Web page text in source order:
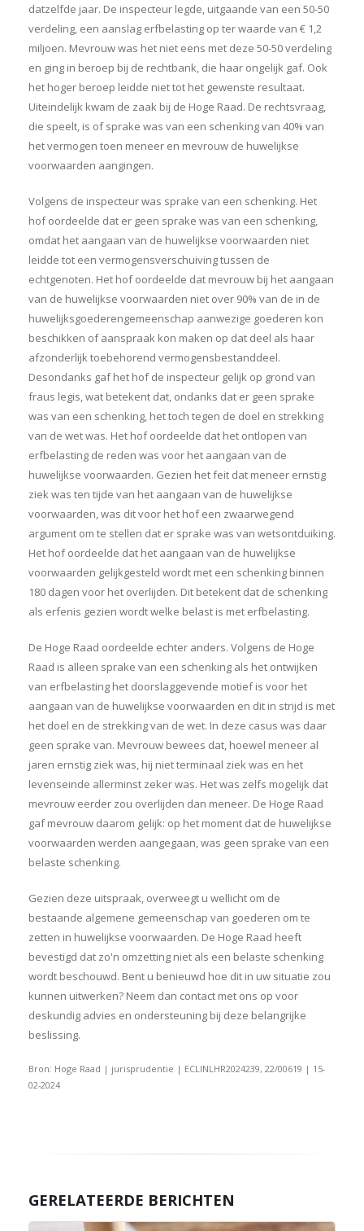
datzelfde jaar. De inspecteur legde, uitgaande van een 50-50
verdeling, een aanslag erfbelasting op ter waarde van € 1,2
miljoen. Mevrouw was het niet eens met deze 50-50 verdeling
en ging in beroep bij de rechtbank, die haar ongelijk gaf. Ook
het hoger beroep leidde niet tot het gewenste resultaat.
Uiteindelijk kwam de zaak bij de Hoge Raad. De rechtsvraag,
die speelt, is of sprake was van een schenking van 40% van
het vermogen toen meneer en mevrouw de huwelijkse
voorwaarden aangingen.
Volgens de inspecteur was sprake van een schenking. Het
hof oordeelde dat er geen sprake was van een schenking,
omdat het aangaan van de huwelijkse voorwaarden niet
leidde tot een vermogensverschuiving tussen de
echtgenoten. Het hof oordeelde dat mevrouw bij het aangaan
van de huwelijkse voorwaarden niet over 90% van de in de
huwelijksgoederengemeenschap aanwezige goederen kon
beschikken of aanspraak kon maken op dat deel als haar
afzonderlijk toebehorend vermogensbestanddeel.
Desondanks gaf het hof de inspecteur gelijk op grond van
fraus legis, wat betekent dat, ondanks dat er geen sprake
was van een schenking, het toch tegen de doel en strekking
van de wet was. Het hof oordeelde dat het ontlopen van
erfbelasting de reden was voor het aangaan van de
huwelijkse voorwaarden. Gezien het feit dat meneer ernstig
ziek was ten tijde van het aangaan van de huwelijkse
voorwaarden, was dit voor het hof een zwaarwegend
argument om te stellen dat er sprake was van wetsontduiking.
Het hof oordeelde dat het aangaan van de huwelijkse
voorwaarden gelijkgesteld wordt met een schenking binnen
180 dagen voor het overlijden. Dit betekent dat de schenking
als erfenis gezien wordt welke belast is met erfbelasting.
De Hoge Raad oordeelde echter anders. Volgens de Hoge
Raad is alleen sprake van een schenking als het ontwijken
van erfbelasting het doorslaggevende motief is voor het
aangaan van de huwelijkse voorwaarden en dit in strijd is met
het doel en de strekking van de wet. In deze casus was daar
geen sprake van. Mevrouw bewees dat, hoewel meneer al
jaren ernstig ziek was, hij niet terminaal ziek was en het
levenseinde allerminst zeker was. Het was zelfs mogelijk dat
mevrouw eerder zou overlijden dan meneer. De Hoge Raad
gaf mevrouw daarom gelijk: op het moment dat de huwelijkse
voorwaarden werden aangegaan, was geen sprake van een
belaste schenking.
Gezien deze uitspraak, overweegt u wellicht om de
bestaande algemene gemeenschap van goederen om te
zetten in huwelijkse voorwaarden. De Hoge Raad heeft
bevestigd dat zo'n omzetting niet als een belaste schenking
wordt beschouwd. Bent u benieuwd hoe dit in uw situatie zou
kunnen uitwerken? Neem dan contact met ons op voor
deskundig advies en ondersteuning bij deze belangrijke
beslissing.
Bron: Hoge Raad | jurisprudentie | ECLINLHR2024239, 22/00619 | 15-
02-2024
GERELATEERDE BERICHTEN